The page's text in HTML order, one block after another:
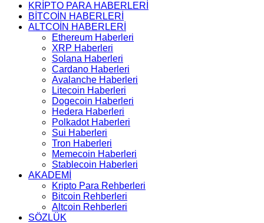
KRİPTO PARA HABERLERİ
BİTCOİN HABERLERİ
ALTCOİN HABERLERİ
Ethereum Haberleri
XRP Haberleri
Solana Haberleri
Cardano Haberleri
Avalanche Haberleri
Litecoin Haberleri
Dogecoin Haberleri
Hedera Haberleri
Polkadot Haberleri
Sui Haberleri
Tron Haberleri
Memecoin Haberleri
Stablecoin Haberleri
AKADEMİ
Kripto Para Rehberleri
Bitcoin Rehberleri
Altcoin Rehberleri
SÖZLÜK